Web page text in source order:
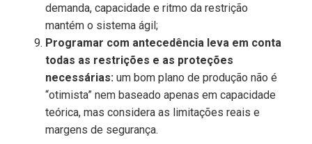
demanda, capacidade e ritmo da restrição
mantém o sistema ágil;
Programar com antecedência leva em conta
todas as restrições e as proteções
necessárias: um bom plano de produção não é
“otimista” nem baseado apenas em capacidade
teórica, mas considera as limitações reais e
margens de segurança.